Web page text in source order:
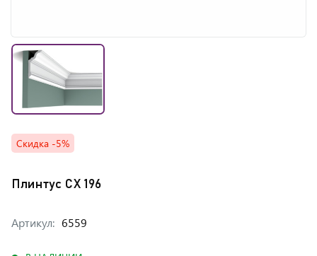
Скидка -5%
Плинтус CX 196
Артикул: 6559